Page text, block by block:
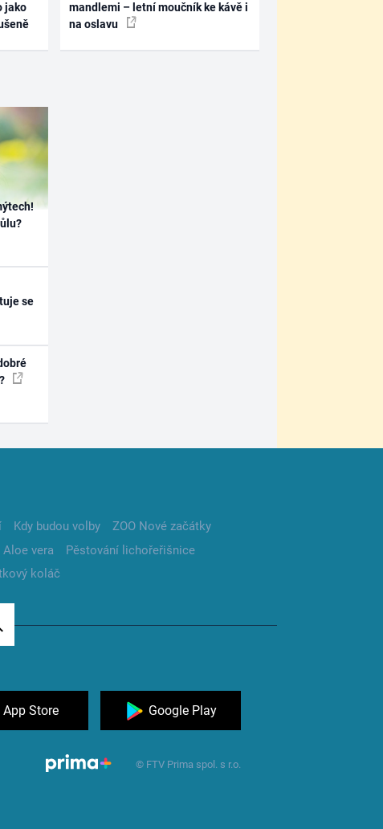
jako
mandlemi – letní moučník ke kávě i
na oslavu
se
Kdy budou volby
ZOO Nové začátky
Aloe vera
Pěstování lichořeřišnice
koláč
App Store Google Play
© FTV Prima spol. s r.o.